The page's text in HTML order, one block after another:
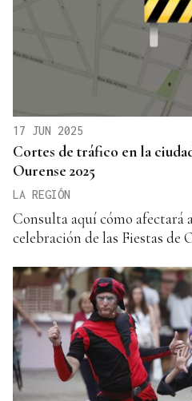
17 JUN 2025
Cortes de tráfico en la
Ourense 2025
LA REGIÓN
Consulta aquí cómo afectará
celebración de las Fiestas de